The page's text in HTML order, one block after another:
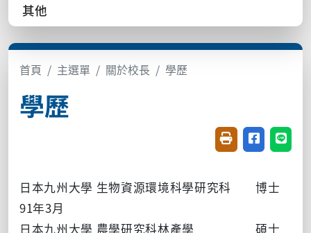
其他
首頁 主選單 關於校長 學歷
學歷
友善列印(開新視
分享至臉書
分享
日本九州大學 生物資源環境科學研究科 博士
91年3月
日本九州大學 農學研究科林產學 碩士